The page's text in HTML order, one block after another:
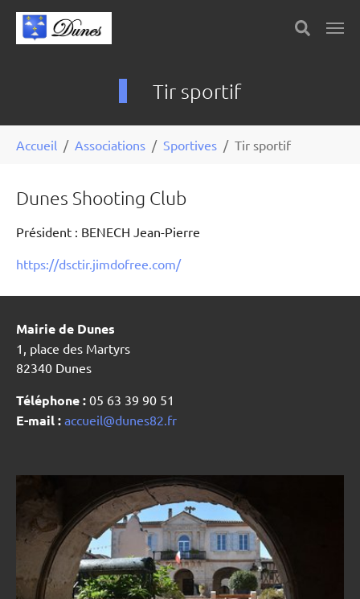
Skip to main content
Tir sportif
Accueil Associations Sportives Tir sportif
Dunes Shooting Club
Président : BENECH Jean-Pierre
https://dsctir.jimdofree.com/
Mairie de Dunes
1, place des Martyrs
82340 Dunes
Téléphone : 05 63 39 90 51
E-mail : accueil@dunes82.fr
Panneau de gestion des cookies